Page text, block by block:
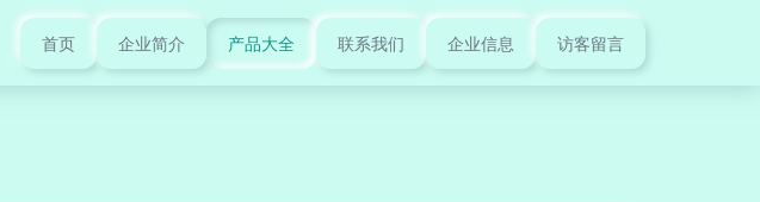
首页 企业简介 产品大全 联系我们 企业信息 访客留言